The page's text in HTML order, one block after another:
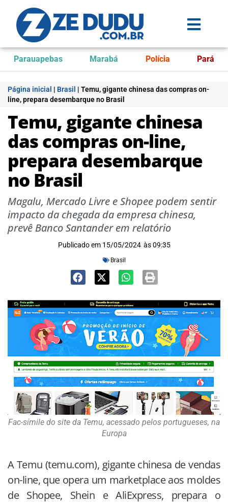
Parauapebas Marabá Polícia Pará
Página inicial | Brasil | Temu, gigante chinesa das compras on-
line, prepara desembarque no Brasil
Temu, gigante chinesa
das compras on-line,
prepara desembarque
no Brasil
Magalu, Mercado Livre e Shopee podem sentir
impacto da chegada da empresa chinesa,
prevê Banco Santander em relatório
Publicado em 15/05/2024 às 09:35
Brasil
Fac-símile do site da Temu, acessado pelos portugueses, na
Europa
A Temu (temu.com), gigante chinesa de vendas
on-line, que opera um marketplace aos moldes
de Shopee, Shein e AliExpress, prepara o